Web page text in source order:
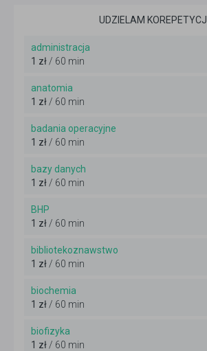
UDZIELAM KOREPETYCJI
administracja
1 zł / 60 min
anatomia
1 zł / 60 min
badania operacyjne
1 zł / 60 min
bazy danych
1 zł / 60 min
BHP
1 zł / 60 min
bibliotekoznawstwo
1 zł / 60 min
biochemia
1 zł / 60 min
biofizyka
1 zł / 60 min